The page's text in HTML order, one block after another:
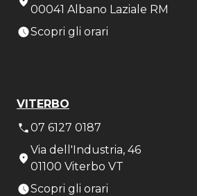
00041 Albano Laziale RM
Scopri gli orari
VITERBO
07 6127 0187
Via dell'Industria, 46
01100 Viterbo VT
Scopri gli orari